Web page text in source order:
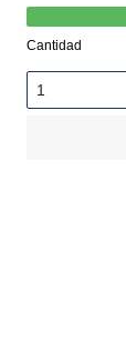
Cantidad